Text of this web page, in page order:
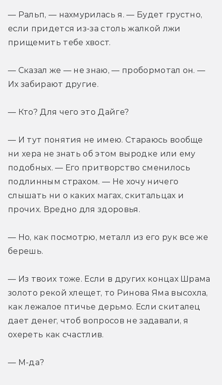
— Ральп, — нахмурилась я. — Будет грустно,
если придется из-за столь жалкой лжи
прищемить тебе хвост.
— Сказал же — не знаю, — пробормотал он. —
Их забирают другие.
— Кто? Для чего это Дайге?
— И тут понятия не имею. Стараюсь вообще
ни хера не знать об этом выродке или ему
подобных. — Его притворство сменилось
подлинным страхом. — Не хочу ничего
слышать ни о каких магах, скитальцах и
прочих. Вредно для здоровья.
— Но, как посмотрю, металл из его рук все же
берешь.
— Из твоих тоже. Если в других концах Шрама
золото рекой хлещет, то Ринова Яма высохла,
как лежалое птичье дерьмо. Если скиталец
дает денег, чтоб вопросов не задавали, я
охереть как счастлив.
— М-да?